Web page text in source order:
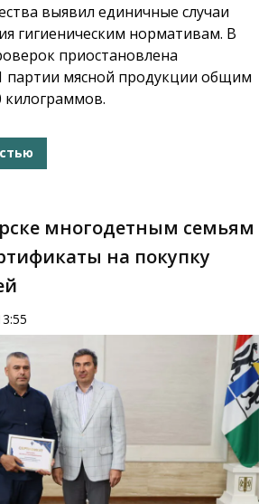
выявил единичные случаи
гигиеническим нормативам. В
приостановлена
партии мясной продукции общим
многодетным семьям
на покупку